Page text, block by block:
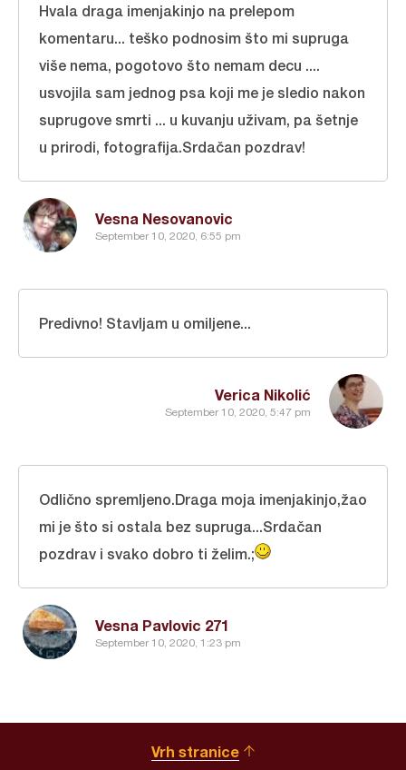
Vesna Nesovanovic
September 10, 2020, 6:55 pm
Hvala draga imenjakinjo na prelepom
komentaru... teško podnosim što mi supruga
više nema, pogotovo što nemam decu ....
usvojila sam jednog psa koji me je sledio nakon
suprugove smrti ... u kuvanju uživam, pa šetnje
u prirodi, fotografija.Srdačan pozdrav!
Verica Nikolić
September 10, 2020, 5:47 pm
Predivno! Stavljam u omiljene...
Vesna Pavlovic 271
September 10, 2020, 1:23 pm
Odlično spremljeno.Draga moja imenjakinjo,žao
mi je što si ostala bez supruga...Srdačan
pozdrav i svako dobro ti želim.;
Vrh stranice